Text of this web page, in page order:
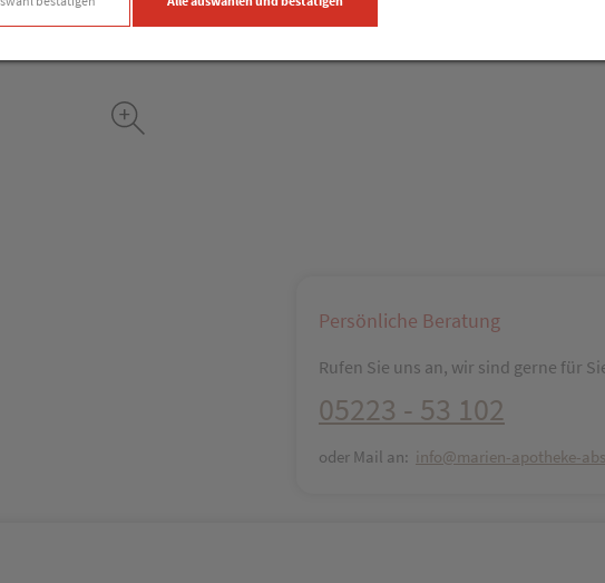
Persönliche Beratung
Rufen Sie uns an, wir sind gerne für
05223 - 53 102
oder Mail an: info@marien-apotheke-